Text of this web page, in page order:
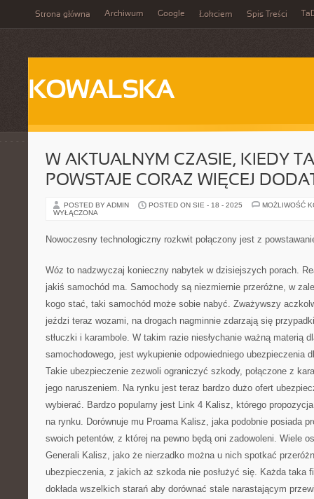
Strona główna Archiwum Google Łokciem Spis Treści
KOWALSKA
W AKTUALNYM CZASIE, KIEDY
POWSTAJE CORAZ WIĘCEJ
POSTED BY ADMIN POSTED ON SIE - 18 - 2025
MOŻLIWOŚĆ
WYŁĄCZONA
Nowoczesny technologiczny rozkwit połączony jest z
Wóz to nadzwyczaj konieczny nabytek w dzisiejszych porach.
jakiś samochód ma. Samochody są niezmiernie przeróżne, w
kogo stać, taki samochód może sobie nabyć. Zważywszy
jeździ teraz wozami, na drogach nagminnie zdarzają się
stłuczki i karambole. W takim razie niesłychanie ważną materią
samochodowego, jest wykupienie odpowiedniego ubezpieczenia
Takie ubezpieczenie zezwoli ograniczyć szkody, połączone z
jego naruszeniem. Na rynku jest teraz bardzo dużo ofert
wybierać. Bardzo popularny jest Link 4 Kalisz, którego
na rynku. Dorównuje mu Proama Kalisz, jaka podobnie posiada
swoich petentów, z której na pewno będą oni zadowoleni. Wiele
Generali Kalisz, jako że nierzadko można u nich spotkać
ubezpieczenia, z jakich aż szkoda nie posłużyć się. Każda taka
dokłada wszelkich starań aby dorównać stale narastającym